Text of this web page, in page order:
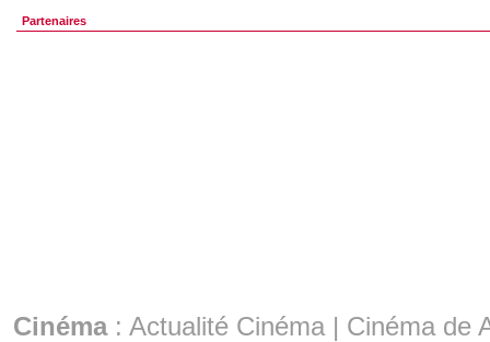
Partenaires
Cinéma: Actualité Cinéma | Cinéma de